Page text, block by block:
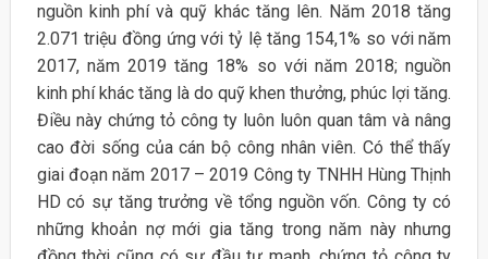
nguồn kinh phí và quỹ khác tăng lên. Năm 2018 tăng
2.071 triệu đồng ứng với tỷ lệ tăng 154,1% so với năm
2017, năm 2019 tăng 18% so với năm 2018; nguồn
kinh phí khác tăng là do quỹ khen thưởng, phúc lợi tăng.
Điều này chứng tỏ công ty luôn luôn quan tâm và nâng
cao đời sống của cán bộ công nhân viên. Có thể thấy
giai đoạn năm 2017 – 2019 Công ty TNHH Hùng Thịnh
HD có sự tăng trưởng về tổng nguồn vốn. Công ty có
những khoản nợ mới gia tăng trong năm này nhưng